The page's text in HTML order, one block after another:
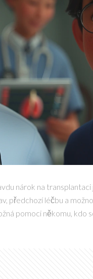
nárok na
předchozí léčbu a
pomoci někomu, kdo